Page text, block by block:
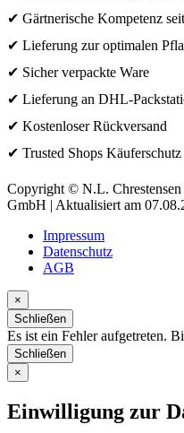
✔ Gärtnerische Kompetenz
✔ Lieferung zur optimalen
✔ Sicher verpackte Ware
✔ Lieferung an DHL-
✔ Kostenloser Rückversand
✔ Trusted Shops Käuferschutz
Copyright © N.L. Chrestensen
GmbH | Aktualisiert am
Impressum
Datenschutz
AGB
×
Schließen
Es ist ein Fehler aufgetreten.
Schließen
×
Einwilligung zur